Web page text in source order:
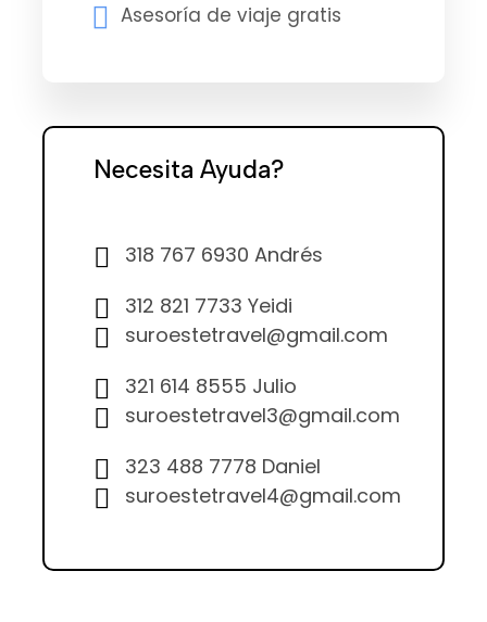
Asesoría de viaje gratis
Necesita Ayuda?
318 767 6930 Andrés
312 821 7733 Yeidi
suroestetravel@gmail.com
321 614 8555 Julio
suroestetravel3@gmail.com
323 488 7778 Daniel
suroestetravel4@gmail.com